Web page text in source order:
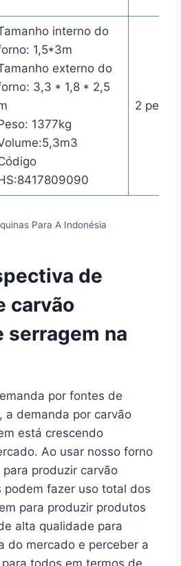
interno do
1,5*3m
externo do
3,3 * 1,8 * 2,5
1377kg
2 peças
Para A Indonésia
de
carvão
serragem na
por fontes de
a demanda por carvão
está crescendo
Ao usar nosso forno
produzir carvão
podem fazer uso total dos
para produzir produtos
alta qualidade para
do mercado e perceber a
todos em termos de